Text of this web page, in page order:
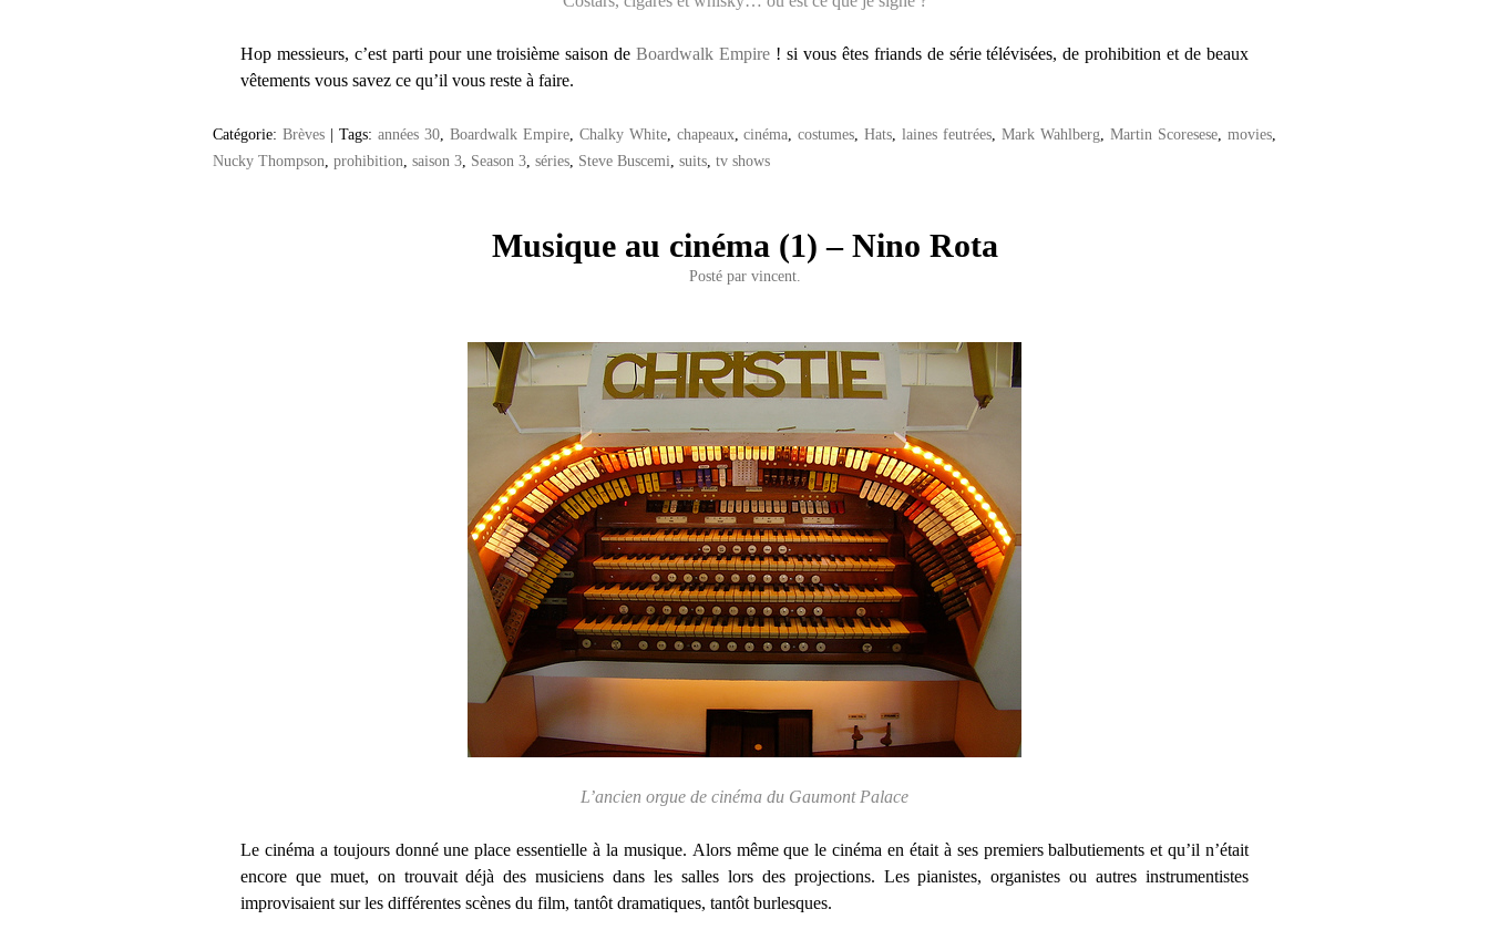
Hop messieurs, c’est parti pour une troisième saison deBoardwalk Empire ! si vous êtes friands de série télévisées, de prohibition et de beaux
vêtements vous savez ce qu’il vous reste à faire.
Catégorie: Brèves | Tags: années 30, Boardwalk Empire, Chalky White, chapeaux,cinéma ,costumes ,Hats ,laines feutrées ,Mark Wahlberg ,Martin Scoresese ,movies
Nucky Thompson prohibition saison 3 Season 3 séries Steve Buscemi suits tv shows
Musique au cinéma (1) – Nino Rota
Posté par vincent.
L’ancien orgue de cinéma du Gaumont Palace
Le cinéma a toujours donné une place essentielle à la musique. Alors même que le cinéma en était à ses premiers balbutiements et qu’il n’était
encore que muet, on trouvait déjà des musiciens dans les salles lors des projections. Les pianistes, organistes ou autres instrumentistes
improvisaient sur les différentes scènes du film, tantôt dramatiques, tantôt burlesques.